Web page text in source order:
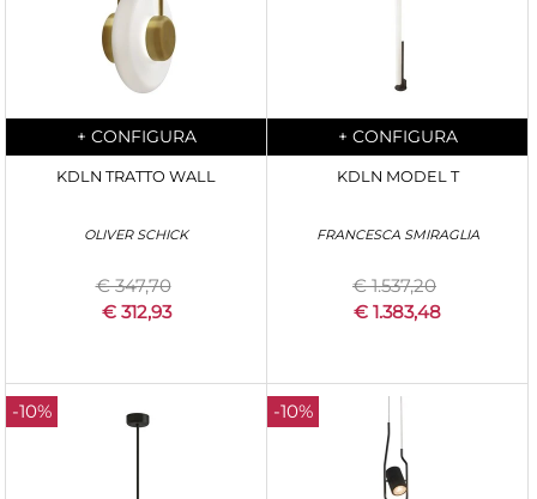
Quantità
+ CONFIGURA
KDLN TRATTO WALL
OLIVER SCHICK
€ 347,70
€ 312,93
Quantità
+ CONFIGURA
KDLN MODEL T
FRANCESCA SMIRAGLIA
€ 1.537,20
€ 1.383,48
-10% -10%